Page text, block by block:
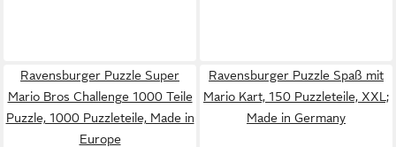
Ravensburger Puzzle Super
Mario Bros Challenge 1000 Teile
Puzzle, 1000 Puzzleteile, Made in
Europe
Ravensburger Puzzle Spaß mit
Mario Kart, 150 Puzzleteile, XXL;
Made in Germany